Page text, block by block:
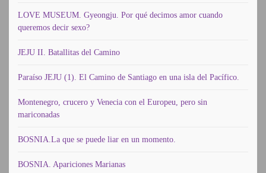
LOVE MUSEUM. Gyeongju. Por qué decimos amor cuando
queremos decir sexo?
JEJU II. Batallitas del Camino
Paraíso JEJU (1). El Camino de Santiago en una isla del Pacífico.
Montenegro, crucero y Venecia con el Europeu, pero sin
mariconadas
BOSNIA.La que se puede liar en un momento.
BOSNIA. Apariciones Marianas